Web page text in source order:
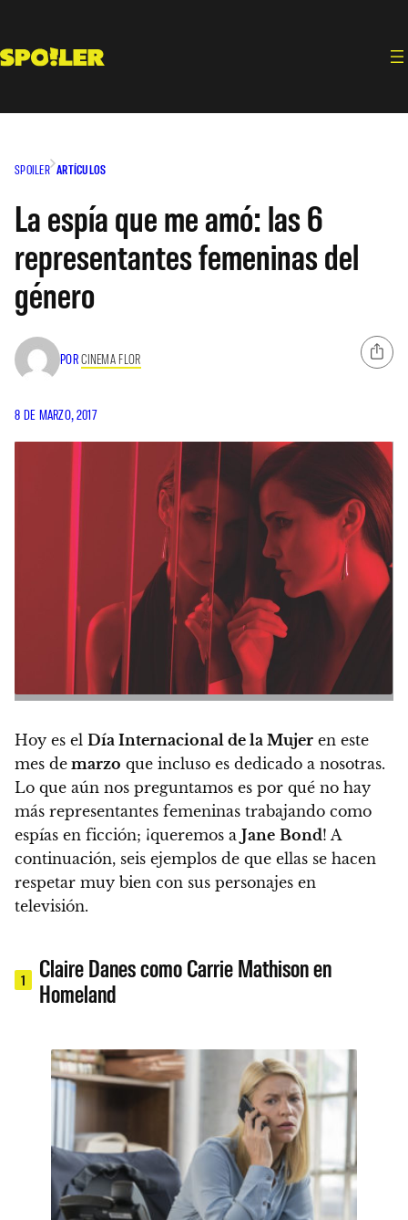
contenido
SPOILER ARTÍCULOS
La espía que me amó: las 6
representantes femeninas del
género
PORCINEMA FLOR
8 DE MARZO, 2017
Hoy es el Día Internacional de la Mujer en este
mes de marzo que incluso es dedicado a nosotras.
Lo que aún nos preguntamos es por qué no hay
más representantes femeninas trabajando como
espías en ficción; ¡queremos a Jane Bond! A
continuación, seis ejemplos de que ellas se hacen
respetar muy bien con sus personajes en
televisión.
1
Claire Danes como Carrie Mathison en
Homeland